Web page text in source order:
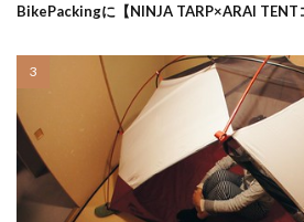
BikePackingに【NINJA TARP×ARAI TENT